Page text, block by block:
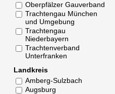
Oberpfälzer Gauverband
Trachtengau München
und Umgebung
Trachtengau
Niederbayern
Trachtenverband
Unterfranken
Landkreis
Amberg-Sulzbach
Augsburg